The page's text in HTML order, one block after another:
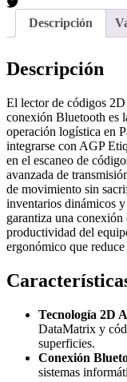
Descripción
Descripción
El lector de códigos
conexión Bluetooth es
operación logística en
integrarse con AGP
en el escaneo de
avanzada de
de movimiento sin
inventarios dinámicos
garantiza una
productividad del
ergonómico que
Tecnología 2D
DataMatrix y
superficies.
Conexión
sistemas